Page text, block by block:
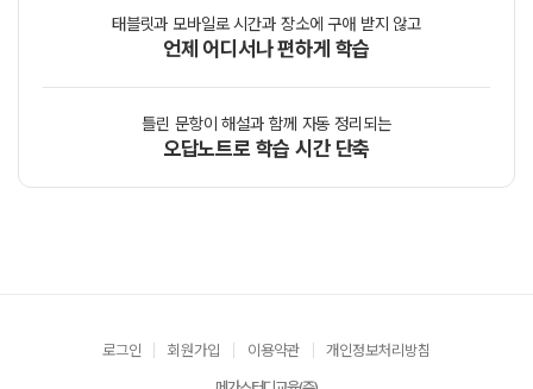
태블릿과 모바일로 시간과 장소에 구애 받지 않고
언제 어디서나 편하게 학습
틀린 문항이 해설과 함께 자동 정리되는
오답노트로 학습 시간 단축
로그인 회원가입 이용약관 개인정보처리방침